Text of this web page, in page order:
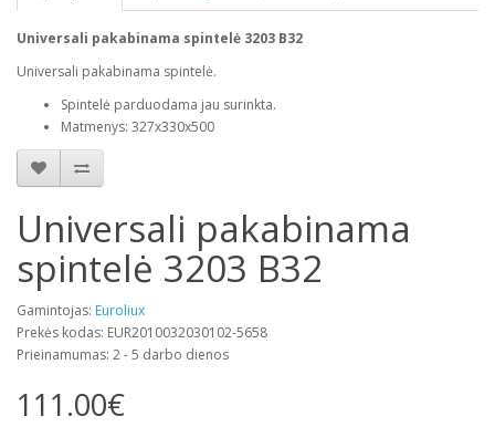
Universali pakabinama spintelė 3203 B32
Universali pakabinama spintelė.
Spintelė parduodama jau surinkta.
Matmenys: 327x330x500
Universali pakabinama
spintelė 3203 B32
Gamintojas: Euroliux
Prekės kodas: EUR2010032030102-5658
Prieinamumas: 2 - 5 darbo dienos
111.00€